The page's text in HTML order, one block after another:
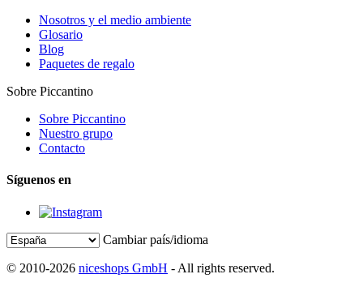
Nosotros y el medio ambiente
Glosario
Blog
Paquetes de regalo
Sobre Piccantino
Sobre Piccantino
Nuestro grupo
Contacto
Síguenos en
Cambiar país/idioma
© 2010-2026 niceshops GmbH - All rights reserved.